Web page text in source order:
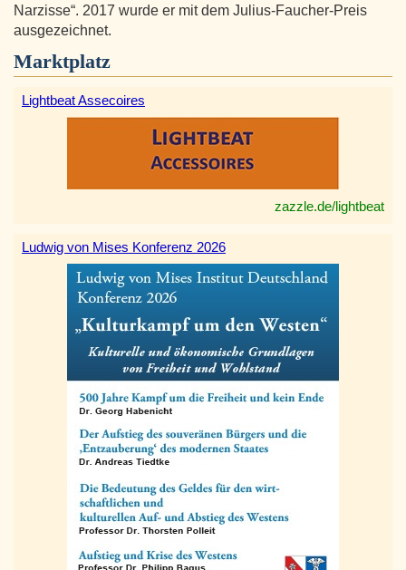
Narzisse“. 2017 wurde er mit dem Julius-Faucher-Preis
ausgezeichnet.
Marktplatz
Lightbeat Assecoires
zazzle.de/lightbeat
Ludwig von Mises Konferenz 2026